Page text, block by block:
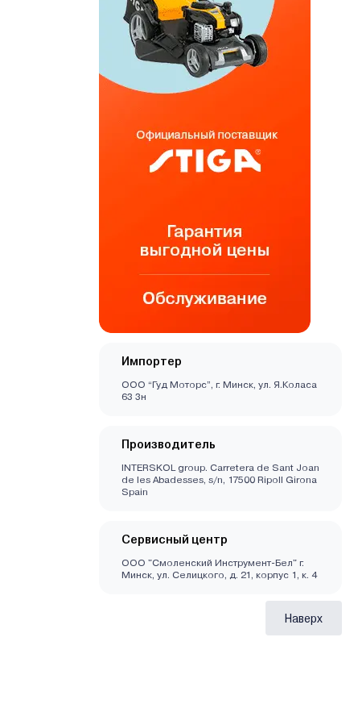
Импортер
ООО “Гуд Моторс”, г. Минск, ул. Я.Коласа
63 3н
Производитель
INTERSKOL group. Carretera de Sant Joan
de les Abadesses, s/n, 17500 Ripoll Girona
Spain
Сервисный центр
ООО "Смоленский Инструмент-Бел" г.
Минск, ул. Селицкого, д. 21, корпус 1, к. 4
Наверх